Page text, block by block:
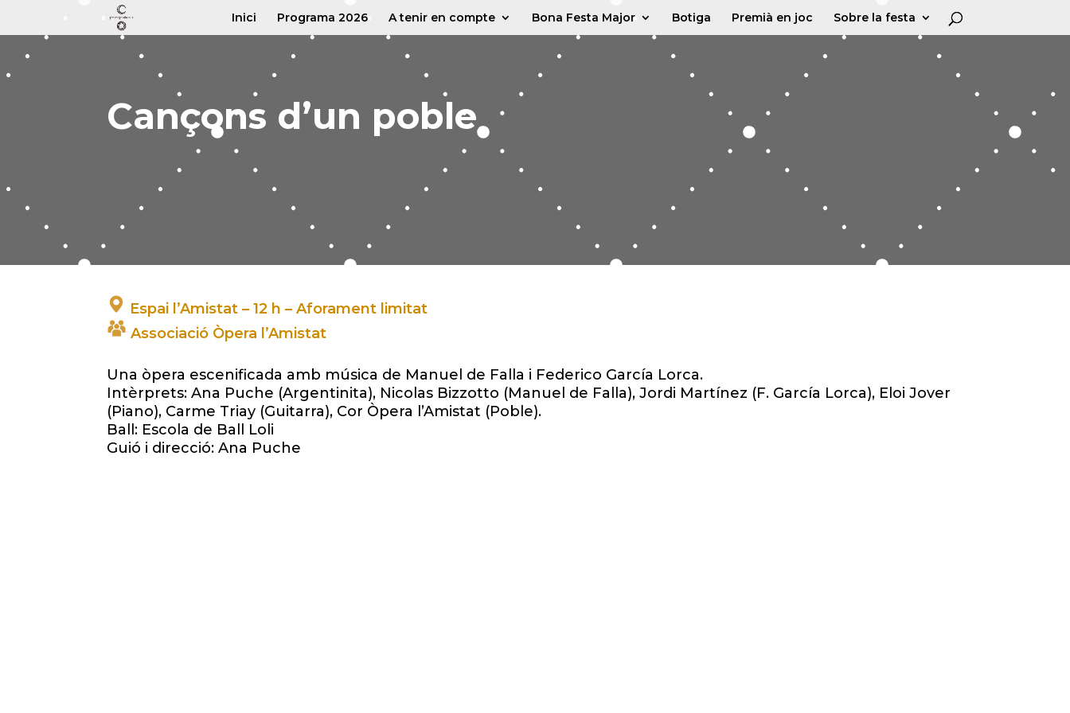
Inici Programa 2026 A tenir en compte Bona Festa Major Botiga Premià en joc Sobre la festa
Cançons d’un poble
Espai l’Amistat – 12 h – Aforament limitat
Associació Òpera l’Amistat
Una òpera escenificada amb música de Manuel de Falla i Federico García Lorca.
Intèrprets: Ana Puche (Argentinita), Nicolas Bizzotto (Manuel de Falla), Jordi Martínez (F. García Lorca), Eloi Jover
(Piano), Carme Triay (Guitarra), Cor Òpera l’Amistat (Poble).
Ball: Escola de Ball Loli
Guió i direcció: Ana Puche